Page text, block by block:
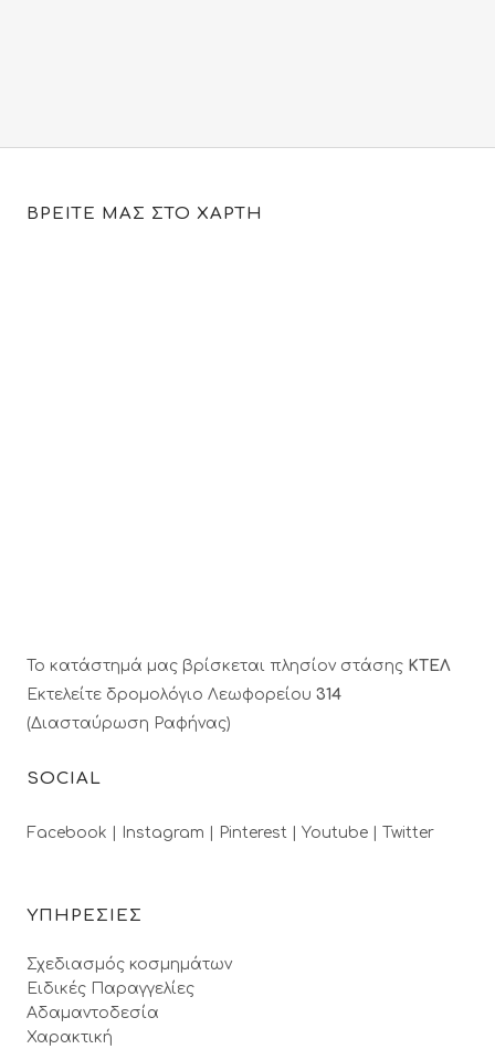
ΒΡΕΙΤΕ ΜΑΣ ΣΤΟ ΧΑΡΤΗ
Το κατάστημά μας βρίσκεται πλησίον στάσης ΚΤΕΛ
Εκτελείτε δρομολόγιο Λεωφορείου 314
(Διασταύρωση Ραφήνας)
SOCIAL
Facebook | Instagram | Pinterest | Youtube | Twitter
ΥΠΗΡΕΣΙΕΣ
Σχεδιασμός κοσμημάτων
Ειδικές Παραγγελίες
Αδαμαντοδεσία
Χαρακτική